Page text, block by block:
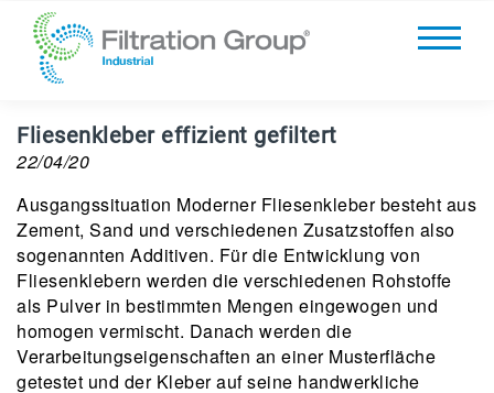
Fliesenkleber effizient gefiltert
22/04/20
Ausgangssituation Moderner Fliesenkleber besteht aus
Zement, Sand und verschiedenen Zusatzstoffen also
sogenannten Additiven. Für die Entwicklung von
Fliesenklebern werden die verschiedenen Rohstoffe
als Pulver in bestimmten Mengen eingewogen und
homogen vermischt. Danach werden die
Verarbeitungseigenschaften an einer Musterfläche
getestet und der Kleber auf seine handwerkliche